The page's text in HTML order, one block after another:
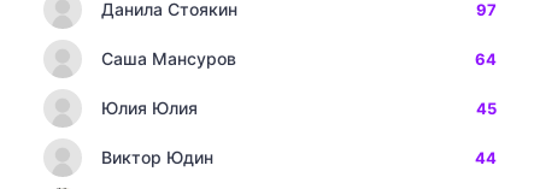
Данила Стоякин 97
Саша Мансуров 64
Юлия Юлия 45
Виктор Юдин 44